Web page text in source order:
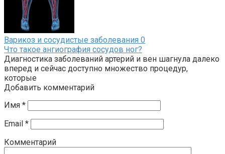
Варикоз и сосудистые заболевания 0
Что такое ангиография сосудов ног?
Диагностика заболеваний артерий и вен шагнула далеко
вперед и сейчас доступно множество процедур,
которые
Добавить комментарий
Имя *
Email *
Комментарий